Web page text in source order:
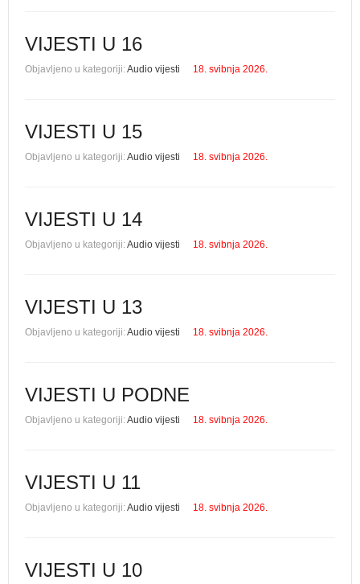
VIJESTI U 16
Objavljeno u kategoriji:Audio vijesti 18. svibnja 2026.
VIJESTI U 15
Objavljeno u kategoriji:Audio vijesti 18. svibnja 2026.
VIJESTI U 14
Objavljeno u kategoriji:Audio vijesti 18. svibnja 2026.
VIJESTI U 13
Objavljeno u kategoriji:Audio vijesti 18. svibnja 2026.
VIJESTI U PODNE
Objavljeno u kategoriji:Audio vijesti 18. svibnja 2026.
VIJESTI U 11
Objavljeno u kategoriji:Audio vijesti 18. svibnja 2026.
VIJESTI U 10